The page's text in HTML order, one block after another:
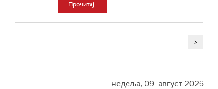
Прочитај
>
недеља, 09. август 2026.